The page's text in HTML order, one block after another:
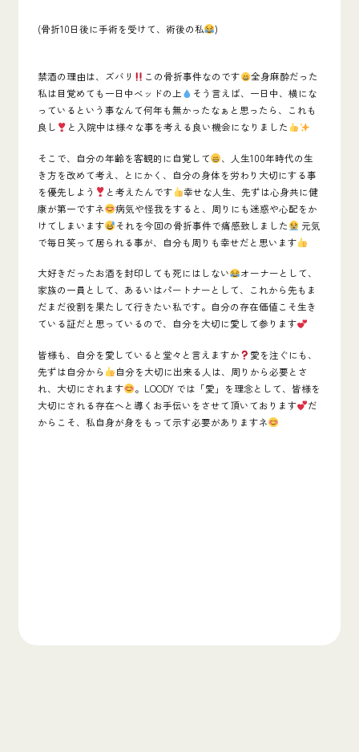
(骨折10日後に手術を受けて、術後の私 )
禁酒の理由は、ズバリ この骨折事件なのです
全身麻酔だった
私は目覚めても一日中ベッドの上
そう言えば、一日中、横にな
っているという事なんて何年も無かったなぁと思ったら、これも
良し
と入院中は様々な事を考える良い機会になりました
そこで、自分の年齢を客観的に自覚して
、人生100年時代の生
き方を改めて考え、とにかく、自分の身体を労わり大切にする事
を優先しよう
と考えたんです
幸せな人生、先ずは心身共に健
康が第一ですネ
病気や怪我をすると、周りにも迷惑や心配をか
けてしまいます
それを今回の骨折事件で痛感致しました
元気
で毎日笑って居られる事が、自分も周りも幸せだと思います
大好きだったお酒を封印しても死にはしない
オーナーとして、
家族の一員として、あるいはパートナーとして、これから先もま
だまだ役割を果たして行きたい私です。 自分の存在価値こそ生き
ている証だと思っているので、自分を大切に愛して参ります
皆様も、 自分を愛している と堂々と言えますか
愛を注ぐにも、
先ずは自分から
自分を大切に出来る人は、周りから必要とさ
れ、大切にされます
。LOODY では「愛」を理念として、皆様を
大切にされる存在へと導くお手伝いをさせて頂いております
だ
からこそ、私自身が身をもって示す必要がありますネ